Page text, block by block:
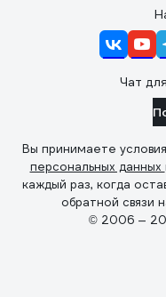
Чат
Вы принимаете условия
персональных данных
каждый раз, когда
обратной связи
© 2006 —